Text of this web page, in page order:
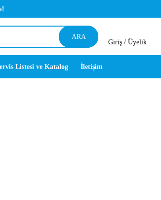
ARA
Giriş / Üyelik
Listesi ve Katalog İletişim